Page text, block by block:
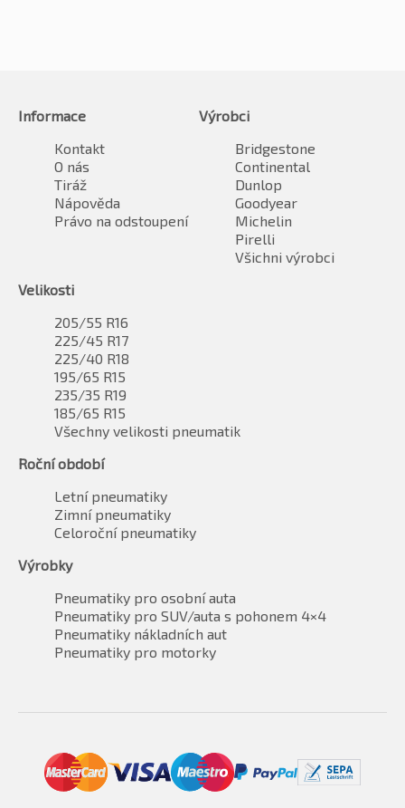
Informace
Kontakt
O nás
Tiráž
Nápověda
Právo na odstoupení
Výrobci
Bridgestone
Continental
Dunlop
Goodyear
Michelin
Pirelli
Všichni výrobci
Velikosti
205/55 R16
225/45 R17
225/40 R18
195/65 R15
235/35 R19
185/65 R15
Všechny velikosti pneumatik
Roční období
Letní pneumatiky
Zimní pneumatiky
Celoroční pneumatiky
Výrobky
Pneumatiky pro osobní auta
Pneumatiky pro SUV/auta s pohonem 4×4
Pneumatiky nákladních aut
Pneumatiky pro motorky